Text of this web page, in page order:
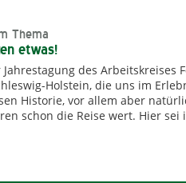
Thema
etwas!
Jahrestagung des
Holstein, die uns im
Historie, vor allem aber
schon die Reise wert. Hier sei